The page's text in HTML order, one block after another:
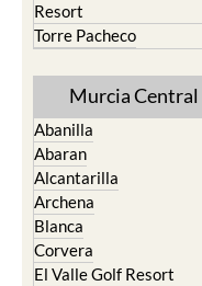
Resort
Torre Pacheco
Murcia Central
Abanilla
Abaran
Alcantarilla
Archena
Blanca
Corvera
El Valle Golf Resort